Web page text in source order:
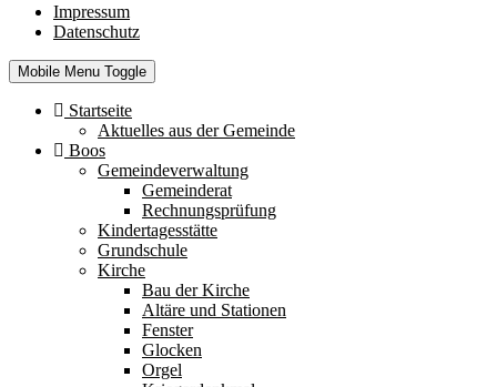
Impressum
Datenschutz
Mobile Menu Toggle
Startseite
Aktuelles aus der Gemeinde
Boos
Gemeindeverwaltung
Gemeinderat
Rechnungsprüfung
Kindertagesstätte
Grundschule
Kirche
Bau der Kirche
Altäre und Stationen
Fenster
Glocken
Orgel